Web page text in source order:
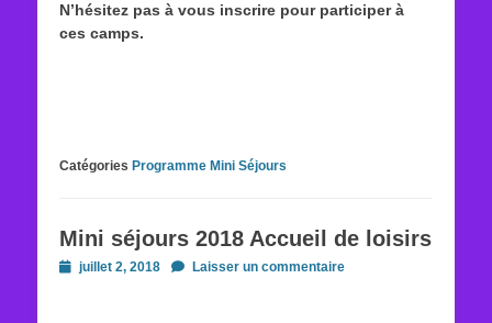
N’hésitez pas à vous inscrire pour participer à
ces camps.
Catégories Programme Mini Séjours
Mini séjours 2018 Accueil de loisirs
Postedjuillet 2, 2018 Laisser un commentaire